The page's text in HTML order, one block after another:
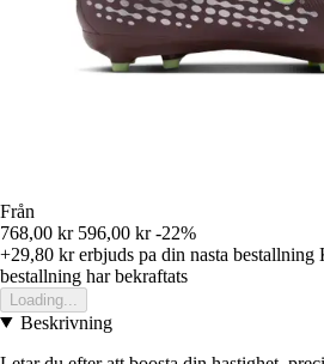
Från
768,00 kr 596,00 kr -22%
+29,80 krerbjuds pa din nasta bestallning
bestallning har bekraftats
Loading...
Beskrivning